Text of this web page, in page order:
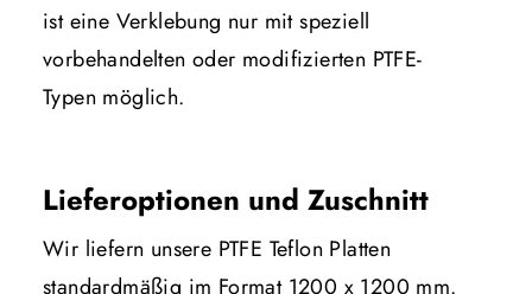
ist eine Verklebung nur mit speziell
vorbehandelten oder modifizierten PTFE-
Typen möglich.
Lieferoptionen und Zuschnitt
Wir liefern unsere PTFE Teflon Platten
standardmäßig im Format 1200 x 1200 mm.